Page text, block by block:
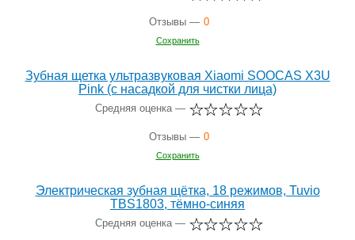
Отзывы — 0
Сохранить
Зубная щетка ультразвуковая Xiaomi SOOCAS X3U
Pink (с насадкой для чистки лица)
Средняя оценка —
Отзывы — 0
Сохранить
Электрическая зубная щётка, 18 режимов, Tuvio
TBS1803, тёмно-синяя
Средняя оценка —